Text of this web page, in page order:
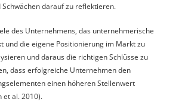
darauf zu reflektieren.
des Unternehmens, das unternehmerische
und die eigene Positionierung im Markt zu
und daraus die richtigen Schlüsse zu
dass erfolgreiche Unternehmen den
einen höheren Stellenwert
et al. 2010).